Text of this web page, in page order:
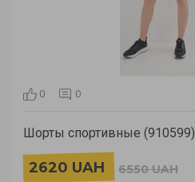
0 0
Шорты спортивные (910599)
2620 UAH 6550 UAH